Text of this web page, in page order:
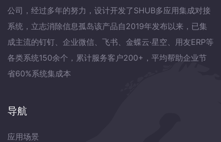
公司，经过多年的努力，设计开发了SHUB多应用集成对接
系统，立志消除信息孤岛该产品自2019年发布以来，已集
成主流的钉钉、企业微信、飞书、金蝶云·星空、用友ERP等
各类系统150余个，累计服务客户200+，平均帮助企业节
省60%系统集成本
导航
应用场景